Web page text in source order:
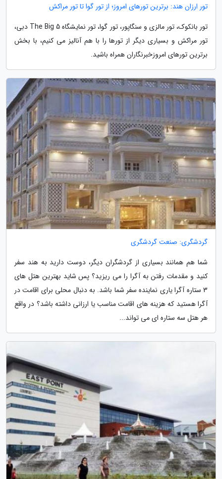
تور ارزان هند: برترین تورهای امروز؛ از تور گوا تا تور مراکش
تور بانکوک، تور مالزی و سنگاپور، تور گوا، تور نمایشگاه The Big 5 دبی،
تور مراکش و بسیاری دیگر از تورها را با هم آنالیز می کنیم، با بخش
برترین تورهای امروزخبرنگاران همراه باشید.
گردشگری: صنعت گردشگری
شما هم همانند بسیاری از گردشگران دیگر، دوست دارید به هند سفر
کنید و مقدمات رفتن به آگرا را می ریزید؟ پس شاید بهترین هتل های
3 ستاره آگرا یاری نماینده سفر شما باشد. به دنبال محلی برای اقامت در
آگرا هستید که هزینه های اقامت مناسب یا ارزانی داشته باشد؟ در واقع
هر هتل سه ستاره ای می تواند...